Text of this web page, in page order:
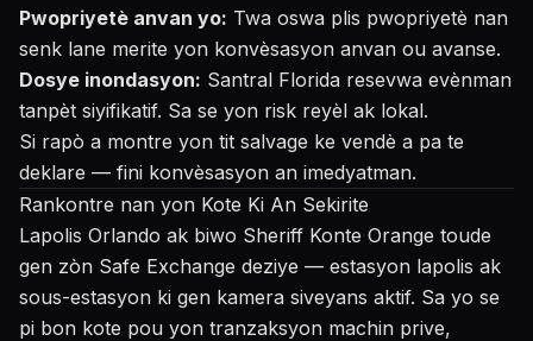
Pwopriyetè anvan yo: Twa oswa plis pwopriyetè nan
senk lane merite yon konvèsasyon anvan ou avanse.
Dosye inondasyon: Santral Florida resevwa evènman
tanpèt siyifikatif. Sa se yon risk reyèl ak lokal.
Si rapò a montre yon tit salvage ke vendè a pa te
deklare — fini konvèsasyon an imedyatman.
Rankontre nan yon Kote Ki An Sekirite
Lapolis Orlando ak biwo Sheriff Konte Orange toude
gen zòn Safe Exchange deziye — estasyon lapolis ak
sous-estasyon ki gen kamera siveyans aktif. Sa yo se
pi bon kote pou yon tranzaksyon machin prive,